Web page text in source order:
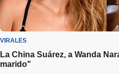
VIRALES
La China Suárez, a Wanda
marido"